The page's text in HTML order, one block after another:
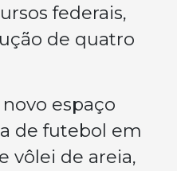
federais,
de quatro
novo espaço
de futebol em
vôlei de areia,